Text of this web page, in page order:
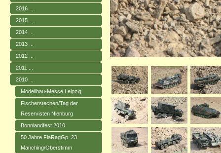
2016 ...
2015 ...
2014 ...
2013 ...
2012 ...
2011 ...
2010 ...
Modellbau-Messe Leipzig
Fischerstechen/Tag der
Reservisten Nienburg
Bonnlandfest 2010
50 Jahre FlaRagGp. 23
Manching/Oberstimm